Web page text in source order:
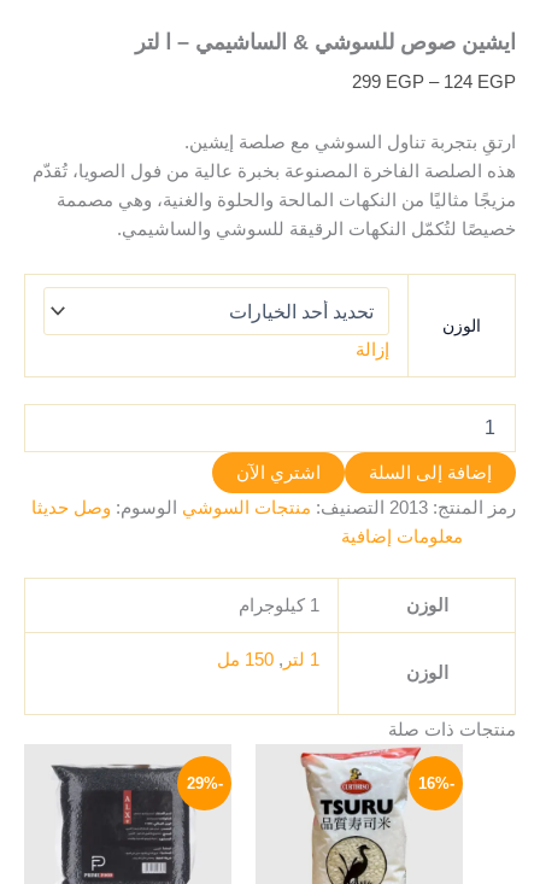
ايشين صوص للسوشي & الساشيمي – ا لتر
124 EGP
–
299 EGP
ارتقِ بتجربة تناول السوشي مع صلصة إيشين.
هذه الصلصة الفاخرة المصنوعة بخبرة عالية من فول الصويا، تُقدّم
مزيجًا مثاليًا من النكهات المالحة والحلوة والغنية، وهي مصممة
خصيصًا لتُكمّل النكهات الرقيقة للسوشي والساشيمي.
الوزن
إزالة
إضافة إلى السلة
اشتري الآن
رمز المنتج: 2013 التصنيف: منتجات السوشي الوسوم: وصل حديثا
معلومات إضافية
الوزن 1 كيلوجرام
الوزن
1 لتر , 150 مل
منتجات ذات صلة
-16%
السعر
الأصلي
320 EGP.
السعر
الحالي
هو:
270 EGP.
-29%
السعر:
من
خلال
⁦399 EGP⁩
هناك
العديد
من
الأشكال
المختلفة